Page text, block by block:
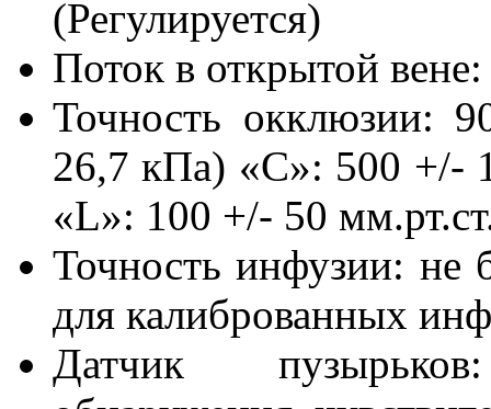
(Регулируется)
Поток в открытой
Точность окклюзии:
26,7 кПа) «C»: 500 +/-
«L»: 100 +/- 50
Точность инфузии: не
для калиброванных
Датчик